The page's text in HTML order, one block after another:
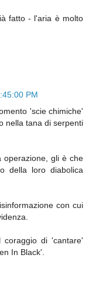
fatto - l'aria è molto
PM
'scie chimiche'
nella tana di serpenti
operazione, gli è che
della loro diabolica
con cui
di 'cantare'
In Black'.